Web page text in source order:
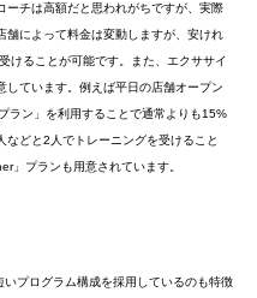
ーチは高額だと思われがちですが、実際
舗によって料金は変動しますが、安けれ
けることが可能です。また、エクササイ
しています。例えば平日の店舗オープン
ラン」を利用することで通常よりも15%
どと2人でトレーニングを受けること
」プランも用意されています。
プログラム構成を採用しているのも特徴